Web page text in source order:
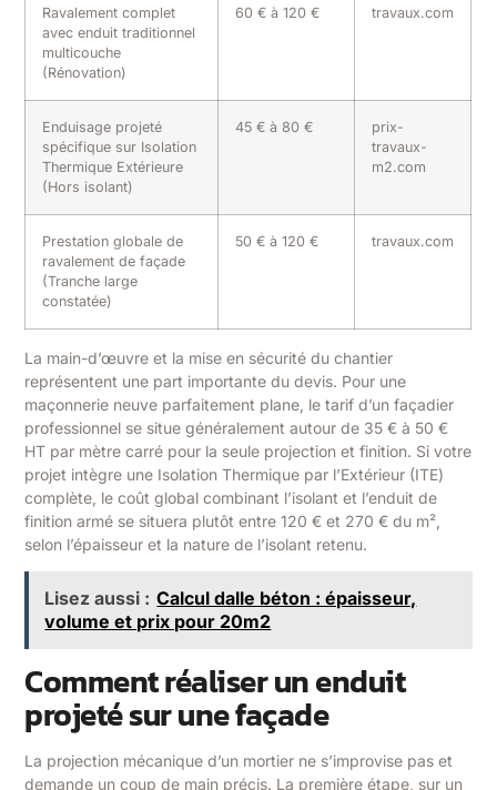
Ravalement complet
avec enduit traditionnel
multicouche
(Rénovation)
60 € à 120 € travaux.com
Enduisage projeté
spécifique sur Isolation
Thermique Extérieure
(Hors isolant)
45 € à 80 €
prix-
travaux-
m2.com
Prestation globale de
ravalement de façade
(Tranche large
constatée)
50 € à 120 € travaux.com
La main-d’œuvre et la mise en sécurité du chantier
représentent une part importante du devis. Pour une
maçonnerie neuve parfaitement plane, le tarif d’un façadier
professionnel se situe généralement autour de 35 € à 50 €
HT par mètre carré pour la seule projection et finition. Si votre
projet intègre une Isolation Thermique par l’Extérieur (ITE)
complète, le coût global combinant l’isolant et l’enduit de
finition armé se situera plutôt entre 120 € et 270 € du m²,
selon l’épaisseur et la nature de l’isolant retenu.
Lisez aussi : Calcul dalle béton : épaisseur,
volume et prix pour 20m2
Comment réaliser un enduit
projeté sur une façade
La projection mécanique d’un mortier ne s’improvise pas et
demande un coup de main précis. La première étape, sur un